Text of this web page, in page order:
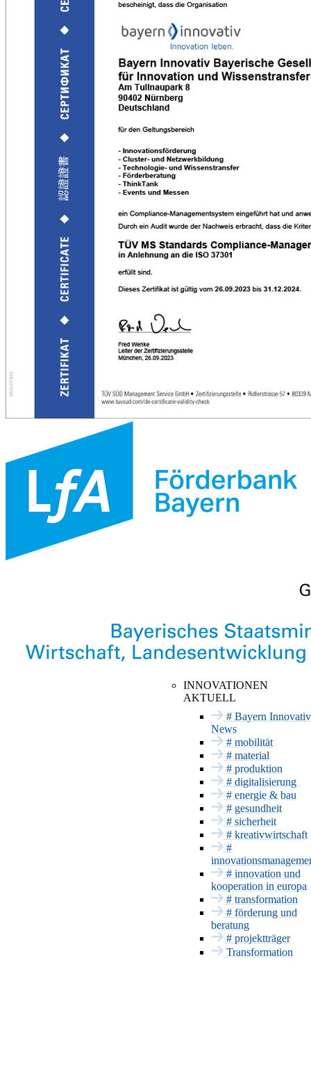
Material
Produktion
Digitalisierung
Energie & Bau
Gesundheit
Sicherheit
INNOVATIONSSERVICES
Förderung und
Beratung
Projektträger
Patente & CE
Europa und
International
Transformation
Hier findet Innovation statt
Anstehende
Termine
Vergangene
Termine
Messeauftritt mit
Bayern Innovativ
INNOVATIONEN
AKTUELL
# Bayern Innovativ
News
# mobilität
# material
# produktion
# digitalisierung
# energie & bau
# gesundheit
# sicherheit
# kreativwirtschaft
#
# innovation und
kooperation in europa
# transformation
# förderung und
beratung
# projektträger